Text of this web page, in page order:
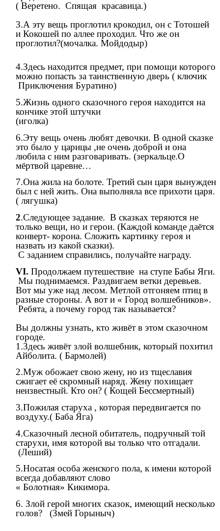
( Веретено. Спящая красавица.)
3.А эту вещь проглотил крокодил, он с Тотошей
и Кокошей по аллее проходил. Что же он
проглотил?(мочалка. Мойдодыр)
4.Здесь находится предмет, при помощи которого
можно попасть за таинственную дверь ( ключик
Приключения Буратино)
5.Жизнь одного сказочного героя находится на
кончике этой штучки
(иголка)
6.Эту вещь очень любят девочки. В одной сказке
это было у царицы ,не очень доброй и она
любила с ним разговаривать. (зеркальце.О
мёртвой царевне…
7.Она жила на болоте. Третий сын царя вынужден
был с ней жить. Она выполняла все прихоти царя.
( лягушка)
2.Следующее задание. В сказках теряются не
только вещи, но и герои. (Каждой команде даётся
конверт- корона. Сложить картинку героя и
назвать из какой сказки).
С заданием справились, получайте награду.
VI. Продолжаем путешествие на ступе Бабы Яги.
Мы поднимаемся. Раздвигаем ветки деревьев.
Вот мы уже над лесом. Метлой отгоняем птиц в
разные стороны. А вот и « Город волшебников».
Ребята, а почему город так называется?
Вы должны узнать, кто живёт в этом сказочном
городе.
1.Здесь живёт злой волшебник, который похитил
Айболита. ( Бармолей)
2.Муж обожает свою жену, но из тщеславия
сжигает её скромный наряд. Жену похищает
неизвестный. Кто он? ( Кощей Бессмертный)
3.Пожилая старуха , которая передвигается по
воздуху.( Баба Яга)
4.Сказочный лесной обитатель, подручный той
старухи, имя которой вы только что отгадали.
(Леший)
5.Носатая особа женского пола, к имени которой
всегда добавляют слово
« Болотная» Кикимора.
6. Злой герой многих сказок, имеющий несколько
голов? (Змей Горыныч)